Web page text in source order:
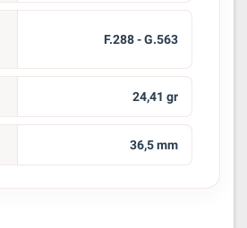
F.288 - G.563
24,41 gr
36,5 mm